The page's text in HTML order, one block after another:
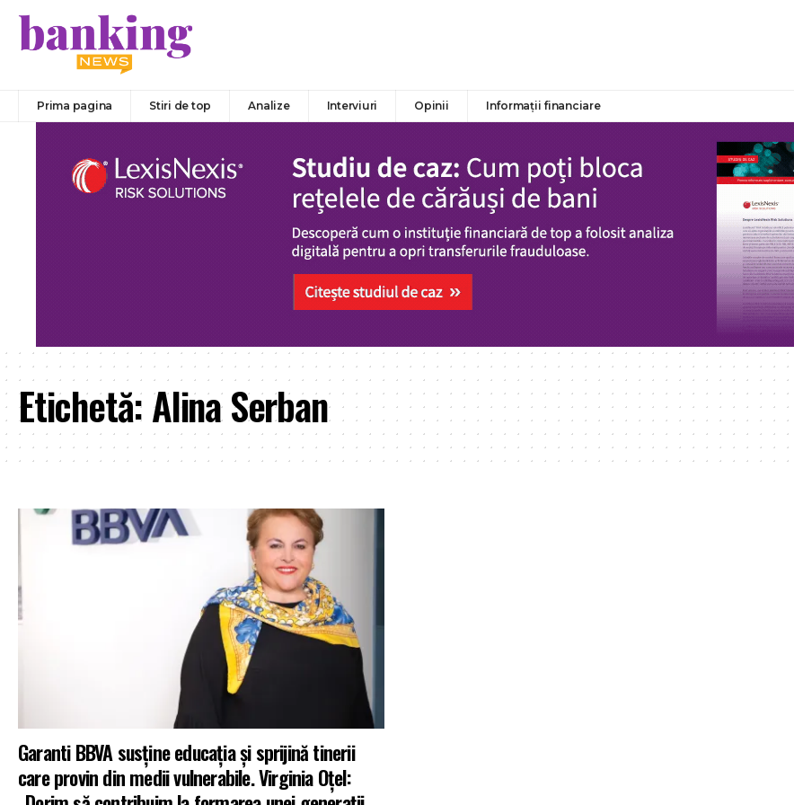
Prima pagina Stiri de top Analize Interviuri Opinii Informații financiare
Etichetă:Alina Serban
Garanti BBVA susține educația și sprijină tinerii
care provin din medii vulnerabile. Virginia Oțel: